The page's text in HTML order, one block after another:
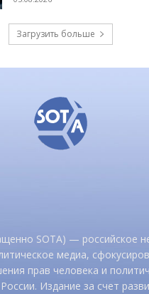
Загрузить больше
SOTA) — российское
медиа,
прав человека и
Издание за счет